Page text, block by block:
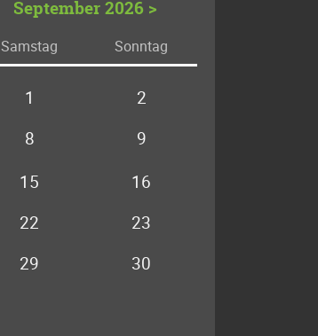
September 2026 >
Samstag Sonntag
1
2
8
9
15
16
22
23
29
30